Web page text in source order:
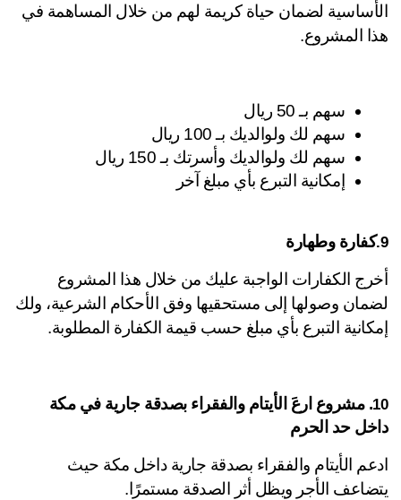
الأساسية لضمان حياة كريمة لهم من خلال المساهمة في
المشروع.
سهم بـ 50 ريال
سهم لك ولوالديك بـ 100 ريال
سهم لك ولوالديك وأسرتك بـ 150 ريال
إمكانية التبرع بأي مبلغ آخر
كفارة وطهارة
أخرج الكفارات الواجبة عليك من خلال هذا المشروع
لضمان وصولها إلى مستحقيها وفق الأحكام الشرعية، ولك
التبرع بأي مبلغ حسب قيمة الكفارة المطلوبة.
. مشروع ارعَ الأيتام والفقراء بصدقة جارية في مكة
حد الحرم
ادعم الأيتام والفقراء بصدقة جارية داخل مكة حيث
الأجر ويظل أثر الصدقة مستمرًا.